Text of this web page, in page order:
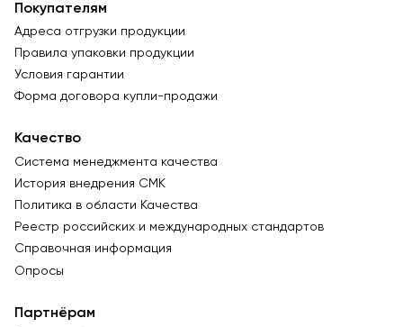
Покупателям
Адреса отгрузки продукции
Правила упаковки продукции
Условия гарантии
Форма договора купли-продажи
Качество
Система менеджмента качества
История внедрения СМК
Политика в области Качества
Реестр российских и международных стандартов
Справочная информация
Опросы
Партнёрам